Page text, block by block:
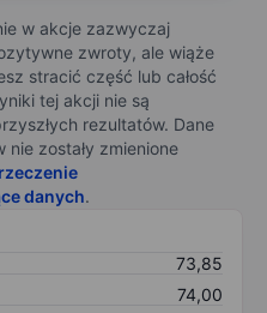
w akcje zazwyczaj
zwroty, ale wiąże
stracić część lub całość
tej akcji nie są
rezultatów. Dane
zostały zmienione
danych.
73,85
74,00